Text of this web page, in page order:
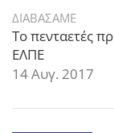
ΔΙΑΒΑΣΑΜΕ
Το πενταετές
ΕΛΠΕ
14 Αυγ. 2017